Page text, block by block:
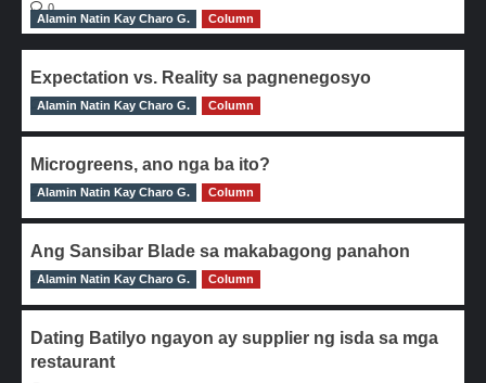
0
Alamin Natin Kay Charo G.
Column
Expectation vs. Reality sa pagnenegosyo
0
Alamin Natin Kay Charo G. Column
Microgreens, ano nga ba ito?
0
Alamin Natin Kay Charo G. Column
Ang Sansibar Blade sa makabagong panahon
0
Alamin Natin Kay Charo G. Column
Dating Batilyo ngayon ay supplier ng isda sa mga
restaurant